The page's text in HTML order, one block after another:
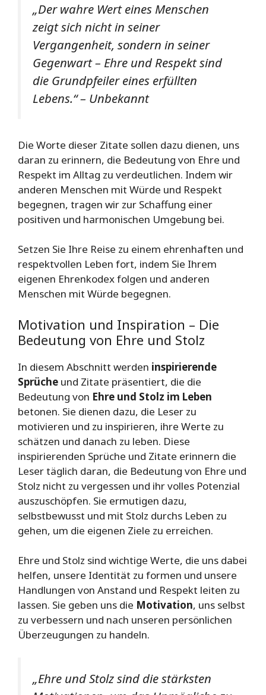
„Der wahre Wert eines Menschen
zeigt sich nicht in seiner
Vergangenheit, sondern in seiner
Gegenwart – Ehre und Respekt sind
die Grundpfeiler eines erfüllten
Lebens.“ – Unbekannt
Die Worte dieser Zitate sollen dazu dienen, uns
daran zu erinnern, die Bedeutung von Ehre und
Respekt im Alltag zu verdeutlichen. Indem wir
anderen Menschen mit Würde und Respekt
begegnen, tragen wir zur Schaffung einer
positiven und harmonischen Umgebung bei.
Setzen Sie Ihre Reise zu einem ehrenhaften und
respektvollen Leben fort, indem Sie Ihrem
eigenen Ehrenkodex folgen und anderen
Menschen mit Würde begegnen.
Motivation und Inspiration – Die
Bedeutung von Ehre und Stolz
In diesem Abschnitt werden inspirierende
Sprüche und Zitate präsentiert, die die
Bedeutung von Ehre und Stolz im Leben
betonen. Sie dienen dazu, die Leser zu
motivieren und zu inspirieren, ihre Werte zu
schätzen und danach zu leben. Diese
inspirierenden Sprüche und Zitate erinnern die
Leser täglich daran, die Bedeutung von Ehre und
Stolz nicht zu vergessen und ihr volles Potenzial
auszuschöpfen. Sie ermutigen dazu,
selbstbewusst und mit Stolz durchs Leben zu
gehen, um die eigenen Ziele zu erreichen.
Ehre und Stolz sind wichtige Werte, die uns dabei
helfen, unsere Identität zu formen und unsere
Handlungen von Anstand und Respekt leiten zu
lassen. Sie geben uns die Motivation, uns selbst
zu verbessern und nach unseren persönlichen
Überzeugungen zu handeln.
„Ehre und Stolz sind die stärksten